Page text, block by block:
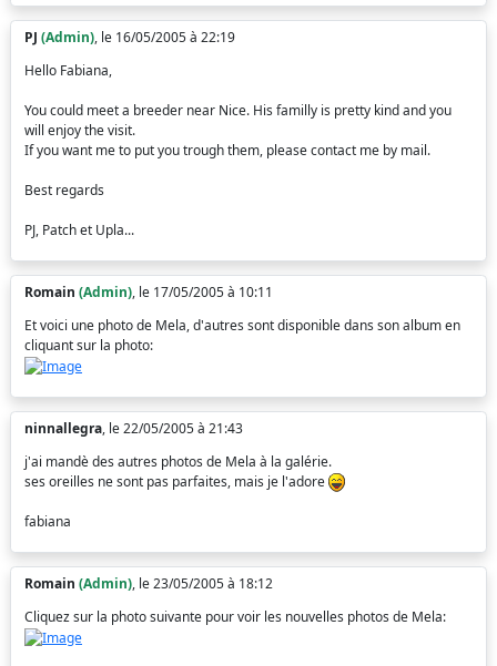
PJ (Admin), le 16/05/2005 à 22:19
Hello Fabiana,
You could meet a breeder near Nice. His familly is pretty kind and you
will enjoy the visit.
If you want me to put you trough them, please contact me by mail.
Best regards
PJ, Patch et Upla...
Romain (Admin), le 17/05/2005 à 10:11
Et voici une photo de Mela, d'autres sont disponible dans son album en
cliquant sur la photo:
ninnallegra, le 22/05/2005 à 21:43
j'ai mandè des autres photos de Mela à la galérie.
ses oreilles ne sont pas parfaites, mais je l'adore
fabiana
Romain (Admin), le 23/05/2005 à 18:12
Cliquez sur la photo suivante pour voir les nouvelles photos de Mela: